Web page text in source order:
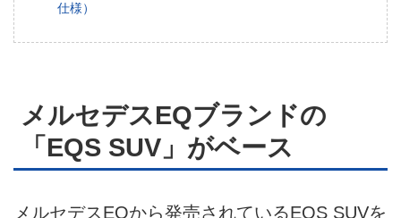
仕様）
メルセデスEQブランドの
「EQS SUV」がベース
メルセデスEQから発売されているEQS SUVを